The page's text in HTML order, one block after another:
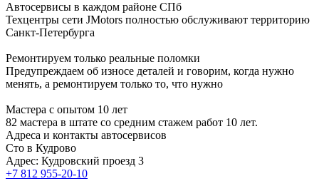
Автосервисы в каждом районе СПб
Техцентры сети JMotors полностью обслуживают территорию
Санкт-Петербурга
Ремонтируем только реальные поломки
Предупреждаем об износе деталей и говорим, когда нужно
менять, а ремонтируем только то, что нужно
Мастера с опытом 10 лет
82 мастера в штате со средним стажем работ 10 лет.
Адреса и контакты автосервисов
Сто в Кудрово
Адрес: Кудровский проезд 3
+7 812 955-20-10